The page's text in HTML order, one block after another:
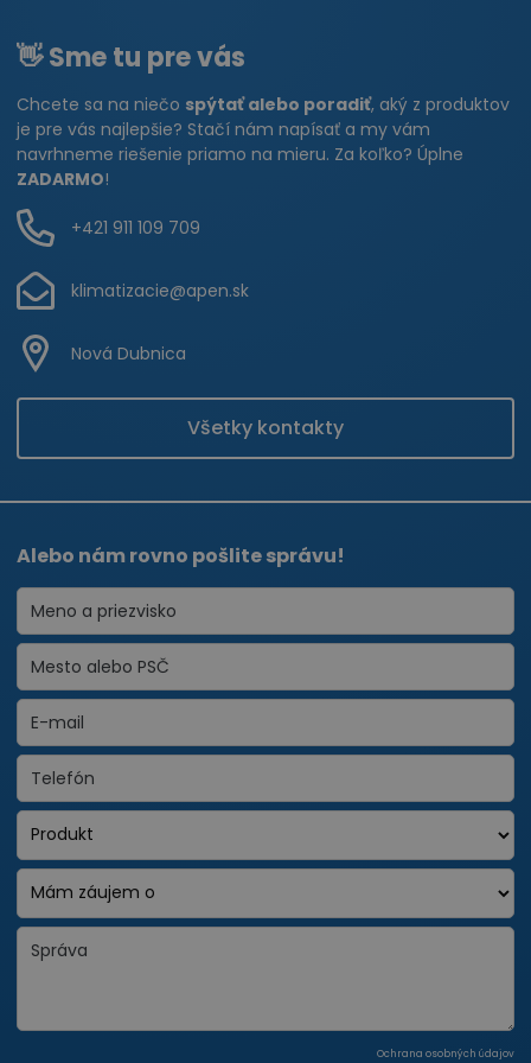
👋 Sme tu pre vás
Chcete sa na niečo spýtať alebo poradiť, aký z produktov
je pre vás najlepšie? Stačí nám napísať a my vám
navrhneme riešenie priamo na mieru. Za koľko? Úplne
ZADARMO!
+421 911 109 709
klimatizacie@apen.sk
Nová Dubnica
Všetky kontakty
Alebo nám rovno pošlite správu!
Ochrana osobných údajov